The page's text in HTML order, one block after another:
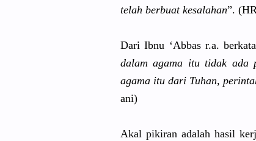
telah berbuat kesalahan”.
Dari Ibnu ‘Abbas r.a.
dalam agama itu tidak ada
agama itu dari Tuhan,
ani)
Akal pikiran adalah hasil